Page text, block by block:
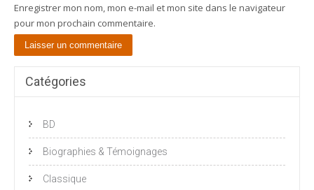
Enregistrer mon nom, mon e-mail et mon site dans le navigateur
pour mon prochain commentaire.
Catégories
BD
Biographies & Témoignages
Classique